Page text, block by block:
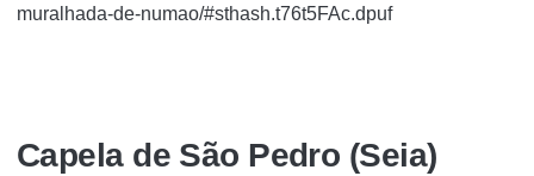
muralhada-de-numao/#sthash.t76t5FAc.dpuf
Capela de São Pedro (Seia)